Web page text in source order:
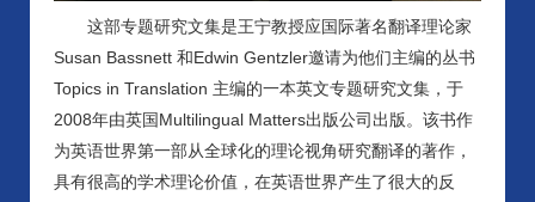
这部专题研究文集是王宁教授应国际著名翻译理论家
Susan Bassnett 和Edwin Gentzler邀请为他们主编的丛书
Topics in Translation 主编的一本英文专题研究文集，于
2008年由英国Multilingual Matters出版公司出版。该书作
为英语世界第一部从全球化的理论视角研究翻译的著作，
具有很高的学术理论价值，在英语世界产生了很大的反